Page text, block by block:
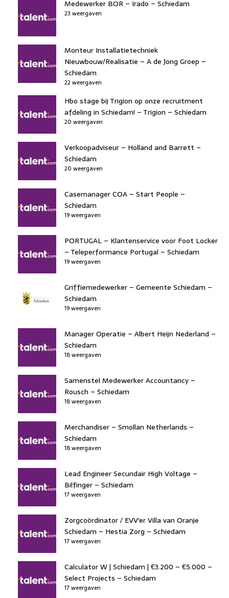
Medewerker BOR – Irado – Schiedam
23 weergaven
Monteur Installatietechniek
Nieuwbouw/Realisatie – A de Jong Groep –
Schiedam
22 weergaven
Hbo stage bij Trigion op onze recruitment
afdeling in Schiedam! – Trigion – Schiedam
20 weergaven
Verkoopadviseur – Holland and Barrett –
Schiedam
20 weergaven
Casemanager COA – Start People –
Schiedam
19 weergaven
PORTUGAL – Klantenservice voor Foot Locker
– Teleperformance Portugal – Schiedam
19 weergaven
Griffiemedewerker – Gemeente Schiedam –
Schiedam
19 weergaven
Manager Operatie – Albert Heijn Nederland –
Schiedam
18 weergaven
Samenstel Medewerker Accountancy –
Rousch – Schiedam
18 weergaven
Merchandiser – Smollan Netherlands –
Schiedam
18 weergaven
Lead Engineer Secundair High Voltage –
Bilfinger – Schiedam
17 weergaven
Zorgcoördinator / EVV'er Villa van Oranje
Schiedam – Hestia Zorg – Schiedam
17 weergaven
Calculator W | Schiedam | €3.200 – €5.000 –
Select Projects – Schiedam
17 weergaven